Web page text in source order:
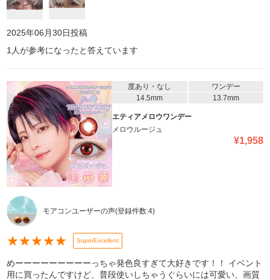
2025年06月30日投稿
1 人が参考になったと答えています
度あり・なし
ワンデー
14.5mm
13.7mm
エティアメロウワンデー
メロウルージュ
¥1,958
モアコンユーザーの声(登録件数:4)
★★★★★ SuperExcellent
めーーーーーーーーーっちゃ発色良すぎて大好きです！！ イベント
用に買ったんですけど、普段使いしちゃうぐらいには可愛い、画質